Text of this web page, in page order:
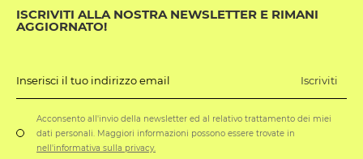
ISCRIVITI ALLA NOSTRA NEWSLETTER E RIMANI
AGGIORNATO!
Inserisci il tuo indirizzo email Iscriviti
Acconsento all'invio della newsletter ed al relativo trattamento dei miei
dati personali. Maggiori informazioni possono essere trovate in
nell'informativa sulla privacy.